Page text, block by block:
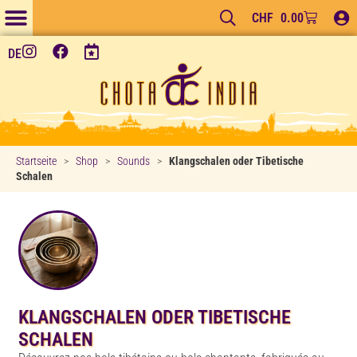
CHF 0.00
DE
Startseite > Shop > Sounds > Klangschalen oder Tibetische
Schalen
KLANGSCHALEN ODER TIBETISCHE
SCHALEN